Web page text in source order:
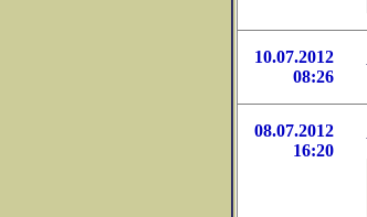
10.07.2012
08:26
08.07.2012
16:20